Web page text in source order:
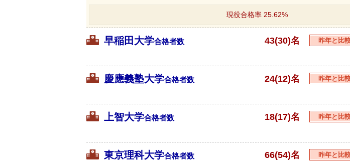
現役合格率 25.62%
早稲田大学合格者数 43(30)名 昨年と比
慶應義塾大学合格者数 24(12)名 昨年と比
上智大学合格者数 18(17)名 昨年と比
東京理科大学合格者数 66(54)名 昨年と比